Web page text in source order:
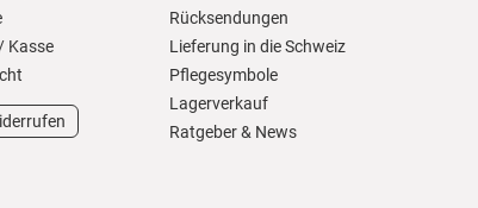
/ Kasse
Rücksendungen
Lieferung in die Schweiz
Pflegesymbole
Lagerverkauf
Ratgeber & News